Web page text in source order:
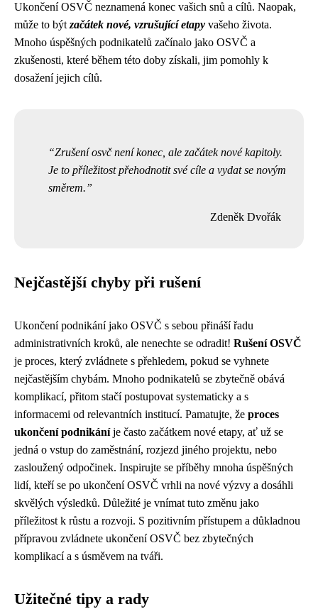
Ukončení OSVČ neznamená konec vašich snů a cílů. Naopak,
může to být začátek nové, vzrušující etapy vašeho života.
Mnoho úspěšných podnikatelů začínalo jako OSVČ a
zkušenosti, které během této doby získali, jim pomohly k
dosažení jejich cílů.
Zrušení osvč není konec, ale začátek nové kapitoly.
Je to příležitost přehodnotit své cíle a vydat se novým
směrem.
Zdeněk Dvořák
Nejčastější chyby při rušení
Ukončení podnikání jako OSVČ s sebou přináší řadu
administrativních kroků, ale nenechte se odradit! Rušení OSVČ
je proces, který zvládnete s přehledem, pokud se vyhnete
nejčastějším chybám. Mnoho podnikatelů se zbytečně obává
komplikací, přitom stačí postupovat systematicky a s
informacemi od relevantních institucí. Pamatujte, že proces
ukončení podnikáníje často začátkem nové etapy, ať už se
jedná o vstup do zaměstnání, rozjezd jiného projektu, nebo
zasloužený odpočinek. Inspirujte se příběhy mnoha úspěšných
lidí, kteří se po ukončení OSVČ vrhli na nové výzvy a dosáhli
skvělých výsledků. Důležité je vnímat tuto změnu jako
příležitost k růstu a rozvoji. S pozitivním přístupem a důkladnou
přípravou zvládnete ukončení OSVČ bez zbytečných
komplikací a s úsměvem na tváři.
Užitečné tipy a rady